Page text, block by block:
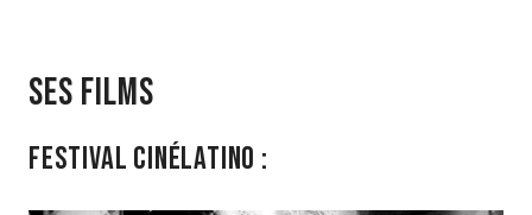
Ses films
Festival Cinélatino :